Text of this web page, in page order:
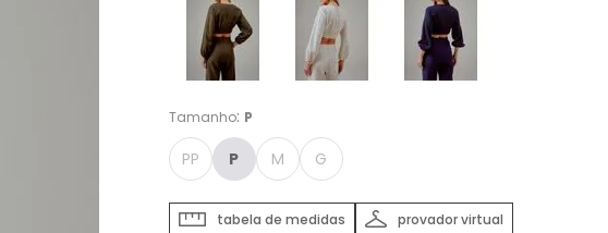
Tamanho: P
PP P M G
provador virtual
tabela de medidas